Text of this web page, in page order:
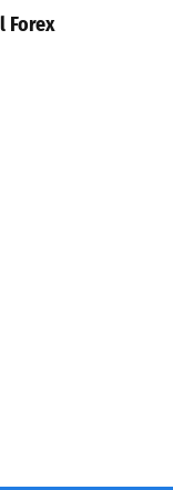
Forex